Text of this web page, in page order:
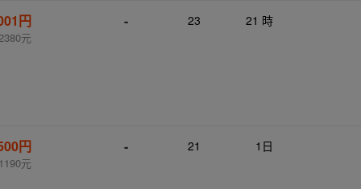
円
元
- 23 21 時
円
元
- 21 1日